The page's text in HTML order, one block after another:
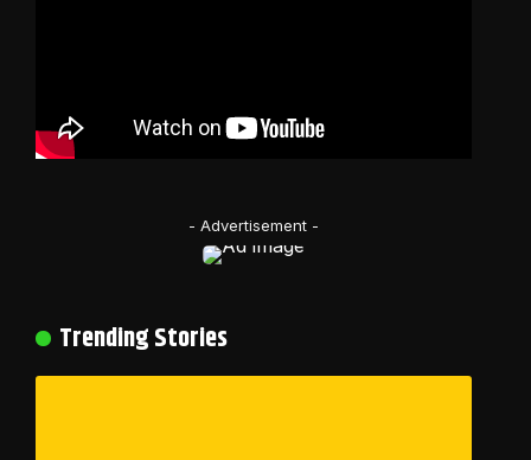
- Advertisement -
Trending Stories